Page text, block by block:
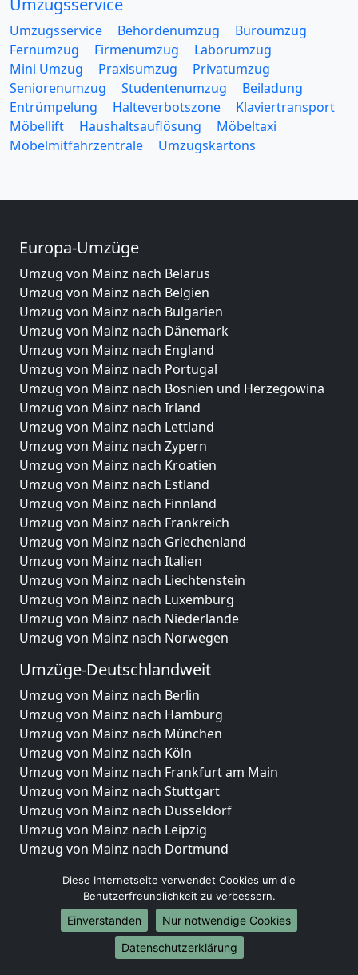
Umzugsservice Behördenumzug
Büroumzug
Fernumzug
Firmenumzug
Laborumzug
Mini Umzug
Praxisumzug
Privatumzug
Seniorenumzug
Studentenumzug
Beiladung
Entrümpelung
Halteverbotszone
Klaviertransport
Möbellift
Haushaltsauflösung
Möbeltaxi
Möbelmitfahrzentrale
Umzugskartons
Europa-Umzüge
Umzug von Mainz nach Belarus
Umzug von Mainz nach Belgien
Umzug von Mainz nach Bulgarien
Umzug von Mainz nach Dänemark
Umzug von Mainz nach England
Umzug von Mainz nach Portugal
Umzug von Mainz nach Bosnien und Herzegowina
Umzug von Mainz nach Irland
Umzug von Mainz nach Lettland
Umzug von Mainz nach Zypern
Umzug von Mainz nach Kroatien
Umzug von Mainz nach Estland
Umzug von Mainz nach Finnland
Umzug von Mainz nach Frankreich
Umzug von Mainz nach Griechenland
Umzug von Mainz nach Italien
Umzug von Mainz nach Liechtenstein
Umzug von Mainz nach Luxemburg
Umzug von Mainz nach Niederlande
Umzug von Mainz nach Norwegen
Umzüge-Deutschlandweit
Umzug von Mainz nach Berlin
Umzug von Mainz nach Hamburg
Umzug von Mainz nach München
Umzug von Mainz nach Köln
Umzug von Mainz nach Frankfurt am Main
Umzug von Mainz nach Stuttgart
Umzug von Mainz nach Düsseldorf
Umzug von Mainz nach Leipzig
Umzug von Mainz nach Dortmund
Umzug von Mainz nach Bremen
Umzug von Mainz nach Dresden
Umzug von Mainz nach Hannover
Umzug von Mainz nach Nürnberg
Umzug von Mainz nach Duisburg
Diese Internetseite verwendet Cookies um die
Benutzerfreundlichkeit zu verbessern.
Einverstanden
Nur notwendige Cookies
Datenschutzerklärung